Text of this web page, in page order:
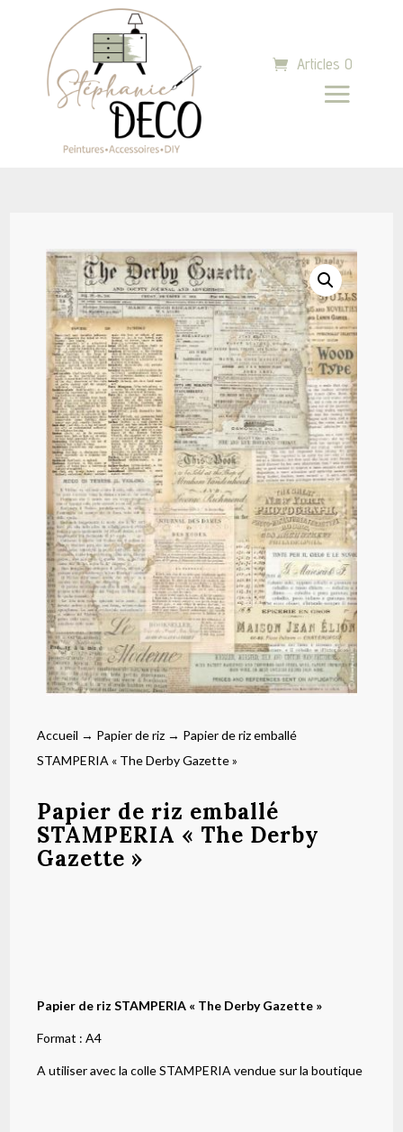
Articles 0
Accueil → Papier de riz → Papier de riz emballé
STAMPERIA « The Derby Gazette »
Papier de riz emballé
STAMPERIA « The Derby
Gazette »
Papier de riz STAMPERIA « The Derby Gazette »
Format : A4
A utiliser avec la colle STAMPERIA vendue sur la boutique